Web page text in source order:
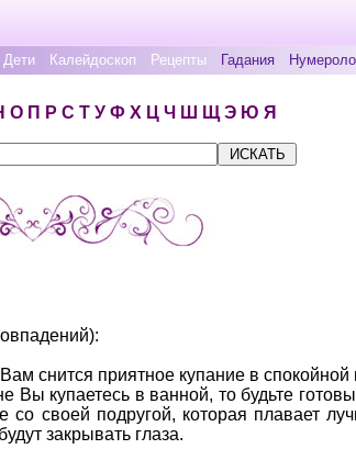
Дети Калейдоскоп Рецепты Гадания
О П Р С Т У Ф Х Ц Ч Ш Щ Э Ю Я
снится приятное купание в
купаетесь в ванной, то будьте
своей подругой, которая плавает
закрывать глаза.